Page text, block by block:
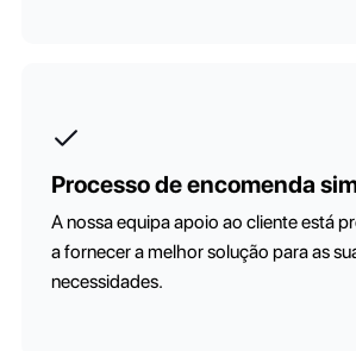
Processo de encomenda
A nossa equipa apoio ao cliente está
a fornecer a melhor solução para as
necessidades.